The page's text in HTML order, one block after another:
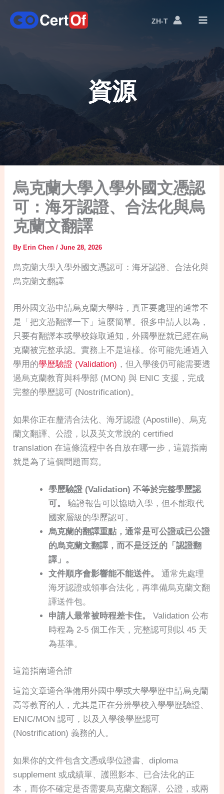
ZH-T
語
資源
烏克蘭大學入學外國文憑認
可：海牙認證、合法化與烏
克蘭文翻譯
ByErin Chen/June 28, 2026
烏克蘭大學入學外國文憑認可：海牙認證、合法化與
烏克蘭文翻譯
用外國文憑申請烏克蘭大學時，真正要處理的通常不
是「把文憑翻譯一下」這麼簡單。很多申請人以為，
只要有翻譯本或學校錄取通知，外國學歷就已經在烏
克蘭被完整承認。實務上不是這樣。你可能先通過入
學用的學歷驗證 (Validation) ，但入學後仍可能需要透
過烏克蘭教育與科學部 (MON) 與 ENIC 支援，完成
完整的學歷認可 (Nostrification)。
如果你正在釐清合法化、海牙認證 (Apostille)、烏克
蘭文翻譯、公證，以及英文常說的 certified
translation 在這條流程中各自放在哪一步，這篇指南
就是為了這個問題而寫。
學歷驗證 (Validation) 不等於完整學歷認
可。
驗證報告可以協助入學，但不能取代
國家層級的學歷認可。
烏克蘭的翻譯重點，通常是可公證或已公證
的烏克蘭文翻譯，而不是泛泛的「認證翻
譯」。
文件順序會影響能不能送件。
通常先處理
海牙認證或領事合法化，再準備烏克蘭文翻
譯送件包。
申請人最常被時程差卡住。
Validation 公布
時程為 2-5 個工作天，完整認可則以 45 天
為基準。
這篇指南適合誰
這篇文章適合準備用外國中學或大學學歷申請烏克蘭
高等教育的人，尤其是正在分辨學校入學學歷驗證、
ENIC/MON 認可，以及入學後學歷認可
(Nostrification) 義務的人。
如果你的文件包含文憑或學位證書、diploma
supplement 或成績單、護照影本、已合法化的正
本，而你不確定是否需要烏克蘭文翻譯、公證，或兩